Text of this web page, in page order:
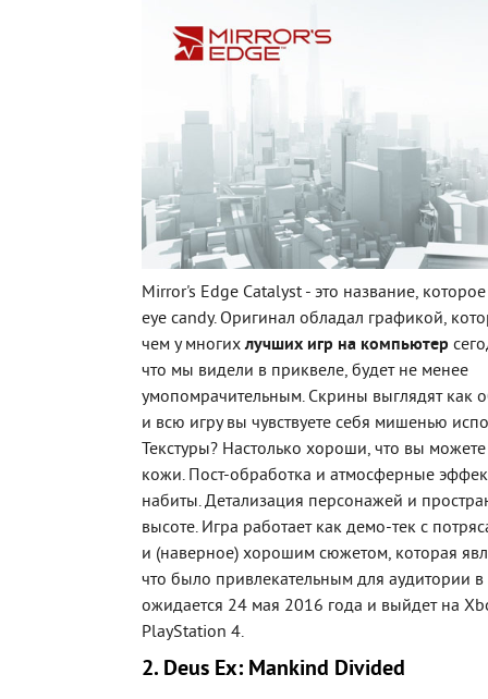
Mirror's Edge Catalyst - это название,
eye candy. Оригинал обладал графикой,
чем у многихлучших игр на компьютер
что мы видели в приквеле, будет не менее
умопомрачительным. Скрины выглядят как
и всю игру вы чувствуете себя мишенью
Текстуры? Настолько хороши, что вы
кожи. Пост-обработка и атмосферные
набиты. Детализация персонажей и
высоте. Игра работает как демо-тек с
и (наверное) хорошим сюжетом, которая
что было привлекательным для аудитории
ожидается 24 мая 2016 года и выйдет на
PlayStation 4.
2. Deus Ex: Mankind Divided